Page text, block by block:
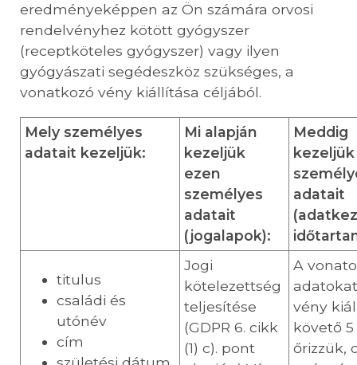
eredményeképpen az Ön számára orvosi
rendelvényhez kötött gyógyszer
(receptköteles gyógyszer) vagy ilyen
gyógyászati segédeszköz szükséges, a
vonatkozó vény kiállítása céljából.
Mely személyes
adatait kezeljük:
Mi alapján
kezeljük
ezen
személyes
adatait
(jogalapok):
Meddig
adatait
titulus
családi és
utónév
cím
Jogi
kötelezettség
teljesítése
(GDPR 6. cikk
(1) c). pont
A
vény
követő
őrizzük,